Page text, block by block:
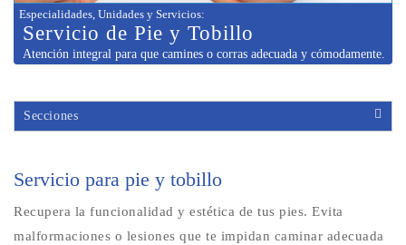
Especialidades, Unidades y Servicios:
Servicio de Pie y Tobillo
Atención integral para que camines o corras adecuada y cómodamente.
Secciones
Servicio para pie y tobillo
Recupera la funcionalidad y estética de tus pies. Evita
malformaciones o lesiones que te impidan caminar adecuada